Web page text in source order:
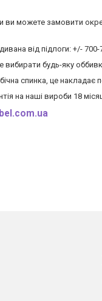
ви можете замовити
від підлоги: +/-
будь-яку
спинка, це накладає
на наші вироби 18